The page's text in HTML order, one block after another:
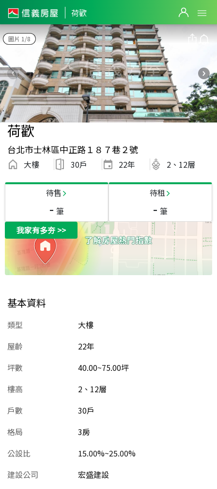
荷歡
圖片 1/8
荷歡
台北市士林區中正路１８７巷２號
大樓 30戶 22年 2、12層
待售
- 筆
待租
- 筆
我家有多夯>>
基本資料
類型
大樓
屋齡
22年
坪數
40.00~75.00坪
樓高
2、12層
戶數
30戶
格局
3房
公設比
15.00%~25.00%
建設公司
宏盛建設